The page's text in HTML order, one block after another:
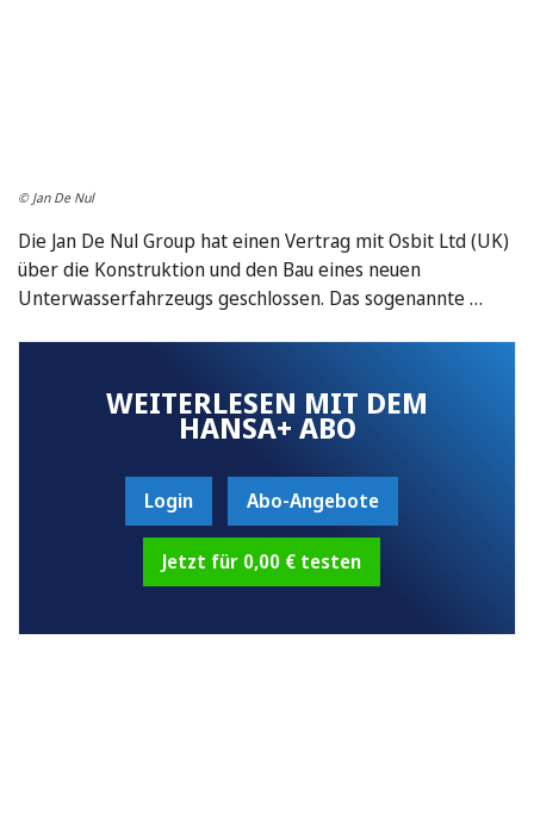
© Jan De Nul
Die Jan De Nul Group hat einen Vertrag mit Osbit Ltd (UK)
über die Konstruktion und den Bau eines neuen
Unterwasserfahrzeugs geschlossen. Das sogenannte …
WEITERLESEN MIT DEM
HANSA+ ABO
Login Abo-Angebote
Jetzt für 0,00 € testen